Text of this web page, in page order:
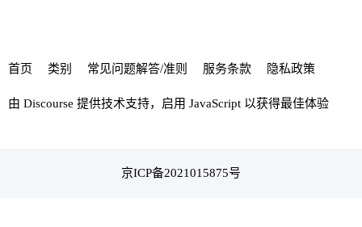
首页 类别 常见问题解答/准则 服务条款 隐私政策
由 Discourse 提供技术支持，启用 JavaScript 以获得最佳体验
京ICP备2021015875号